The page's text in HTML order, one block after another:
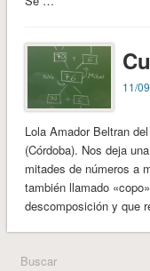
11/
Lola Amador Beltran
(Córdoba). Nos deja
mitades de números a
también llamado
descomposición y que
Buscar